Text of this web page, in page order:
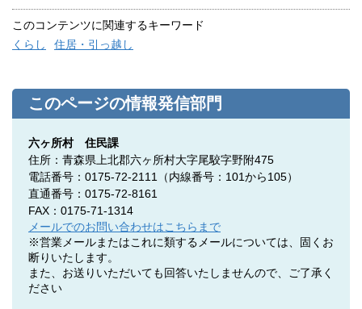
このコンテンツに関連するキーワード
くらし
住居・引っ越し
このページの情報発信部門
六ヶ所村 住民課
住所：青森県上北郡六ヶ所村大字尾駮字野附475
電話番号：0175-72-2111（内線番号：101から105）
直通番号：0175-72-8161
FAX：0175-71-1314
メールでのお問い合わせはこちらまで
※営業メールまたはこれに類するメールについては、固くお
断りいたします。
また、お送りいただいても回答いたしませんので、ご了承く
ださい